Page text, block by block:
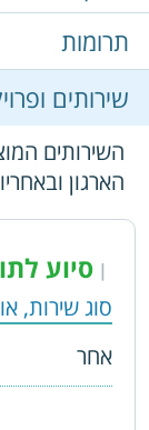
תרומות
שירותים
השירותים
הארגון
|סיוע
סוג שירות,
אחר